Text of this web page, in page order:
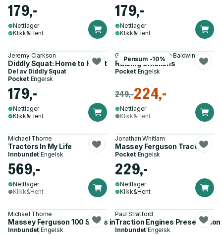
179,-
Nettlager
Klikk&Hent
179,-
Nettlager
Klikk&Hent
Jeremy Clarkson
Diddly Squat: Home to Roost
Del av Diddly Squat
Pocket| Engelsk
179,-
Nettlager
Klikk&Hent
Pensum -10%
Graham Page, Suzie Baldwin
Raising Chickens
Pocket| Engelsk
249,-224,-
Nettlager
Klikk&Hent
Michael Thorne
Tractors In My Life
Innbundet |Engelsk
569,-
Nettlager
Klikk&Hent
Jonathan Whitlam
Massey Ferguson Tractors
Pocket| Engelsk
229,-
Nettlager
Klikk&Hent
Michael Thorne
Massey Ferguson 100 Series in Detail
Innbundet |Engelsk
Paul Stratford
Traction Engines Preservation
Innbundet |Engelsk